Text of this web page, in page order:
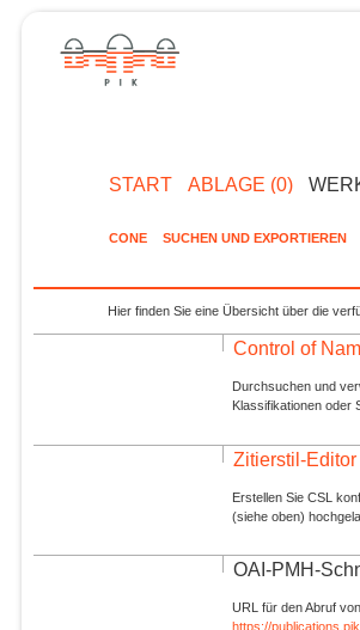
START ABLAGE (0)
CONE SUCHEN UND EXPORTIEREN
Hier finden Sie eine Übersicht über die
Control of
Durchsuchen und
Klassifikationen oder
Zitierstil-Editor
Erstellen Sie CSL
(siehe oben)
OAI-PMH-
URL für den Abruf
https://